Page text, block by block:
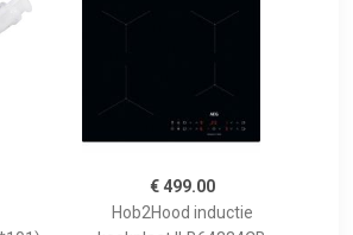
€ 499.00
Hob2Hood inductie